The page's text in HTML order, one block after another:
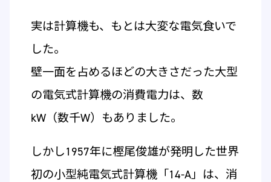
実は計算機も、もとは大変な電気食いで
した。
壁一面を占めるほどの大きさだった大型
の電気式計算機の消費電力は、数
kW（数千W）もありました。
しかし1957年に樫尾俊雄が発明した世界
初の小型純電気式計算機「14-A」は、消